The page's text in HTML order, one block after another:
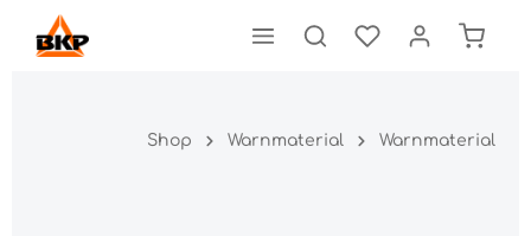
Shop Warnmaterial Warnmaterial